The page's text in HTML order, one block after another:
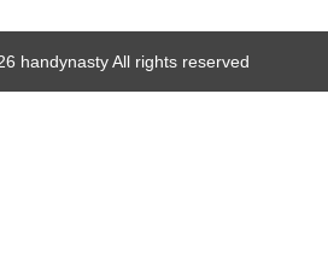
handynasty All rights reserved